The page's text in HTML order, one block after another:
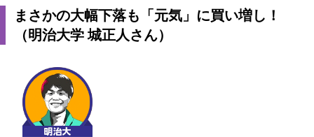
まさかの大幅下落も「元気」に買い増し！
（明治大学 城正人さん）